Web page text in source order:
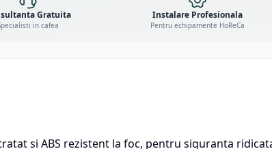
Gratuita
in cafea
Instalare Profesionala
Pentru echipamente HoReCa
si ABS rezistent la foc, pentru siguranta